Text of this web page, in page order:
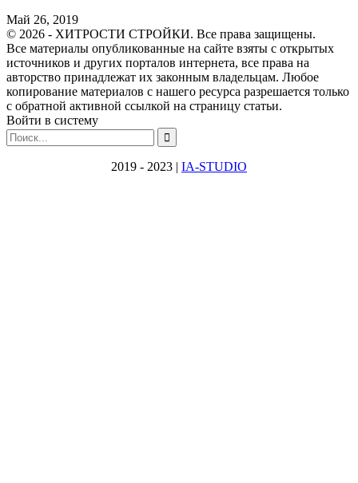
Май 26, 2019
© 2026 - ХИТРОСТИ СТРОЙКИ. Все права защищены.
Все материалы опубликованные на сайте взяты с открытых
источников и других порталов интернета, все права на
авторство принадлежат их законным владельцам. Любое
копирование материалов с нашего ресурса разрешается только
с обратной активной ссылкой на страницу статьи.
Войти в систему
2019 - 2023 | IA-STUDIO